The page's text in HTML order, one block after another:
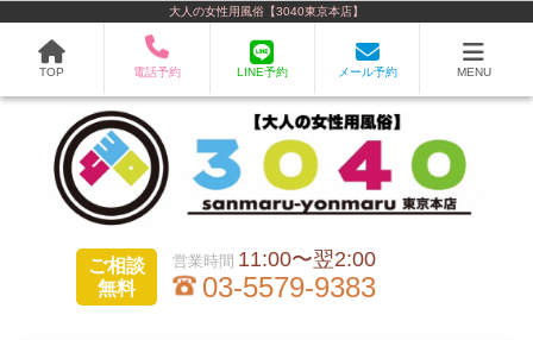
大人の女性用風俗【3040東京本店】
TOP 電話予約 LINE予約 メール予約 MENU
ご相談
無料
11:00〜翌2:00
03-5579-9383